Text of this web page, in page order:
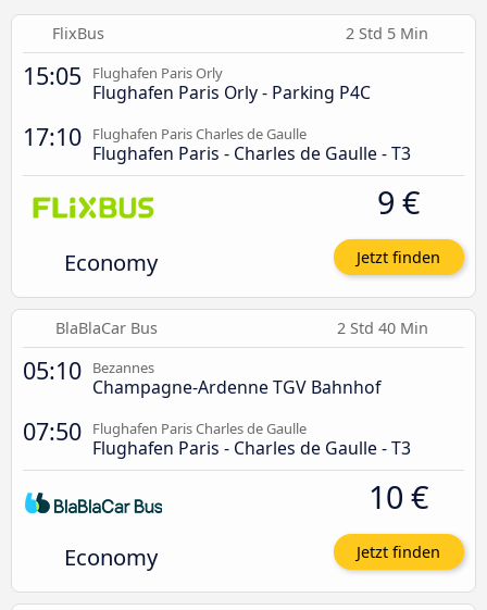
FlixBus 2 Std 5 Min
15:05 Flughafen Paris Orly
Flughafen Paris Orly - Parking P4C
17:10 Flughafen Paris Charles de Gaulle
Flughafen Paris - Charles de Gaulle - T3
Economy
9 €
Jetzt finden
BlaBlaCar Bus 2 Std 40 Min
05:10 Bezannes
Champagne-Ardenne TGV Bahnhof
07:50 Flughafen Paris Charles de Gaulle
Flughafen Paris - Charles de Gaulle - T3
Economy
10 €
Jetzt finden